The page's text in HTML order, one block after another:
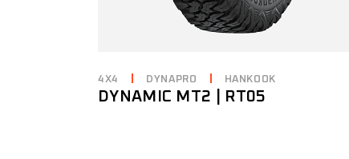
4X4 DYNAPRO HANKOOK
DYNAMIC MT2 | RT05